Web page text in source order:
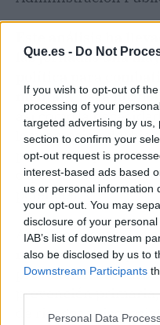
Que.es - Do Not
If you wish to opt-out of
processing of your
targeted advertising by
section to confirm your
opt-out request is
interest-based ads based
us or personal information
your opt-out. You may
disclosure of your
IAB’s list of downstream
also be disclosed by us to
Downstream Participants
Personal Data
Este análisis ha
las jornadas una
mental y para
así como la
la promoción del
personales para
capaces de que las
potencial.
Asimismo, entre las
necesidad de
prevención basadas
prevención
de riesgos